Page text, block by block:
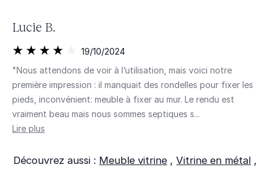
Lucie B.
19/10/2024
"Nous attendons de voir à l’utilisation, mais voici notre
première impression : il manquait des rondelles pour fixer les
pieds, inconvénient: meuble à fixer au mur. Le rendu est
vraiment beau mais nous sommes septiques s...
Lire plus
Découvrez aussi : Meuble vitrine ,Vitrine en métal ,